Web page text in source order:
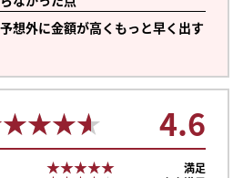
想外に金額が高くもっと早く出す
4.6
★★★★★
★★★★★
満足